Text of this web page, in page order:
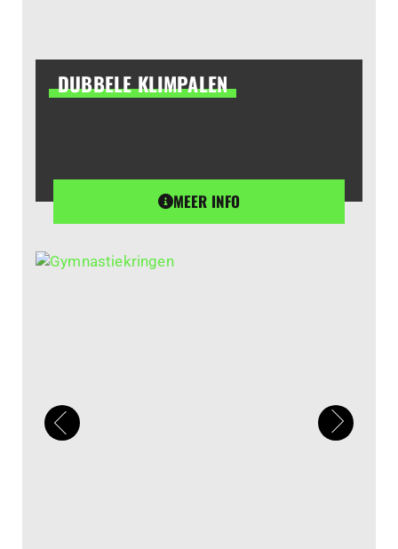
DUBBELE KLIMPALEN
MEER INFO